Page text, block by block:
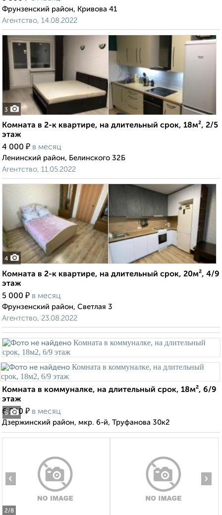
Фрунзенский район, Кривова 41
Агентство, 14.08.2022
3
Комната в 2-к квартире, на длительный срок, 18м², 2/5
этаж
4 000 ₽ в месяц
Ленинский район, Белинского 32Б
Агентство, 11.05.2022
4
Комната в 2-к квартире, на длительный срок, 20м², 4/9
этаж
5 000 ₽ в месяц
Фрунзенский район, Светлая 3
Агентство, 23.08.2022
6
Комната в коммуналке, на длительный срок, 18м², 6/9
этаж
6 500 ₽ в месяц
Дзержинский район, мкр. 6-й, Труфанова 30к2
2/8
‹ ›